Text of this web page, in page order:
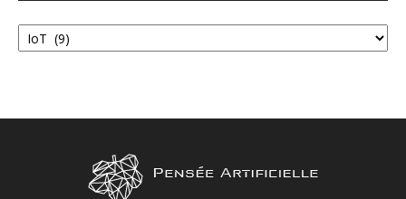
Catégories